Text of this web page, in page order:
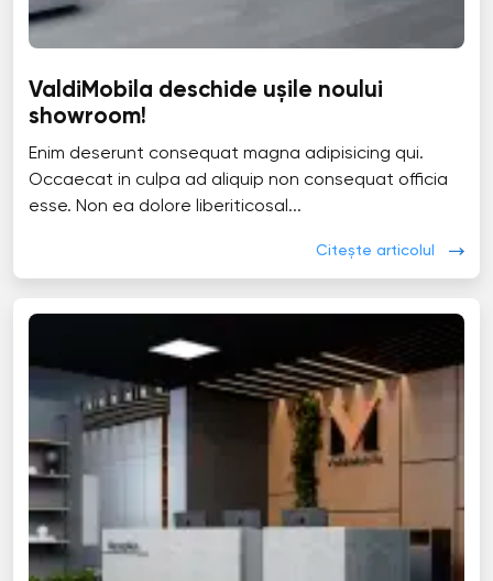
ValdiMobila deschide ușile noului
showroom!
Enim deserunt consequat magna adipisicing qui.
Occaecat in culpa ad aliquip non consequat officia
esse. Non ea dolore liberiticosal...
Citește articolul